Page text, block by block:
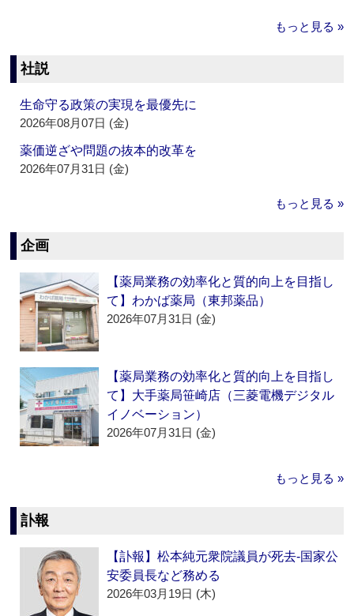
もっと見る »
社説
生命守る政策の実現を最優先に
2026年08月07日 (金)
薬価逆ざや問題の抜本的改革を
2026年07月31日 (金)
もっと見る »
企画
【薬局業務の効率化と質的向上を目指し
て】わかば薬局（東邦薬品）
2026年07月31日 (金)
【薬局業務の効率化と質的向上を目指し
て】大手薬局笹崎店（三菱電機デジタル
イノベーション）
2026年07月31日 (金)
もっと見る »
訃報
【訃報】松本純元衆院議員が死去‐国家公
安委員長など務める
2026年03月19日 (木)